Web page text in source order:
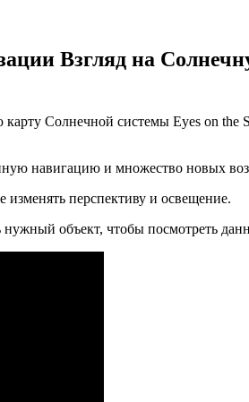
Взгляд на
Солнечной системы Eyes on the
навигацию и множество новых
перспективу и освещение.
нужный объект, чтобы посмотреть